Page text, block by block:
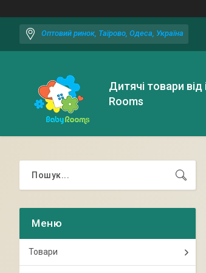
Оптовий ринок, Таїрово, Одеса, Україна
Дитячі товари
Rooms
Товари